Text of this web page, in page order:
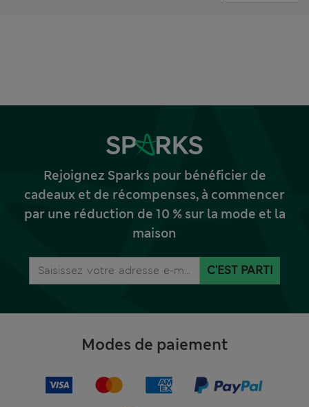
Rejoignez Sparks pour bénéficier de
cadeaux et de récompenses, à commencer
par une réduction de 10 % sur la mode et la
maison
C'EST PARTI
Modes de paiement